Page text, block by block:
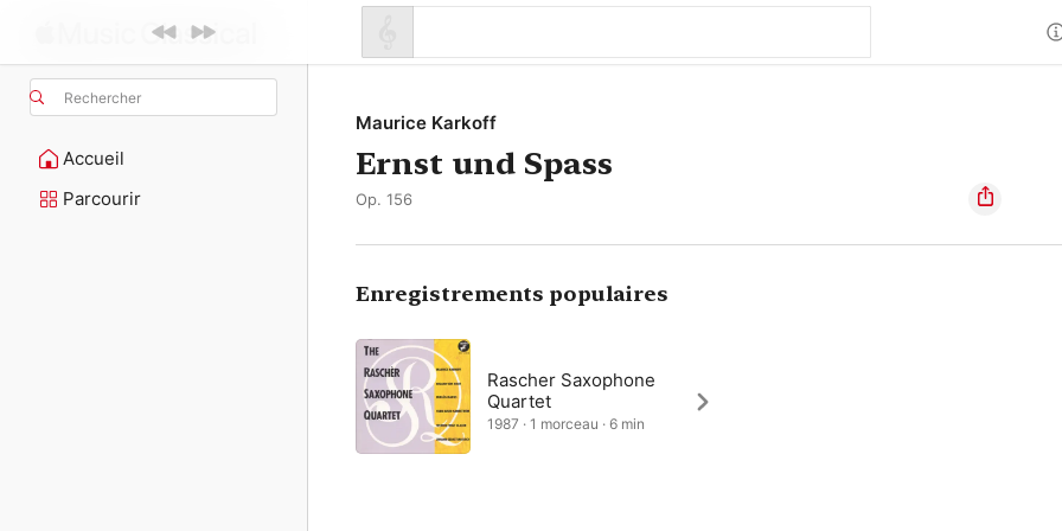
Rechercher
Accueil
Parcourir
Maurice Karkoff
Ernst und Spass
Op. 156
Enregistrements populaires
Rascher Saxophone
Quartet
1987 · 1 morceau · 6 min